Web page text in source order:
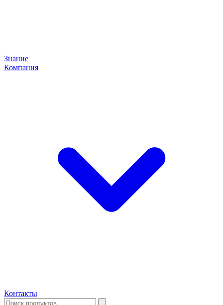
Знание
Компания
Контакты